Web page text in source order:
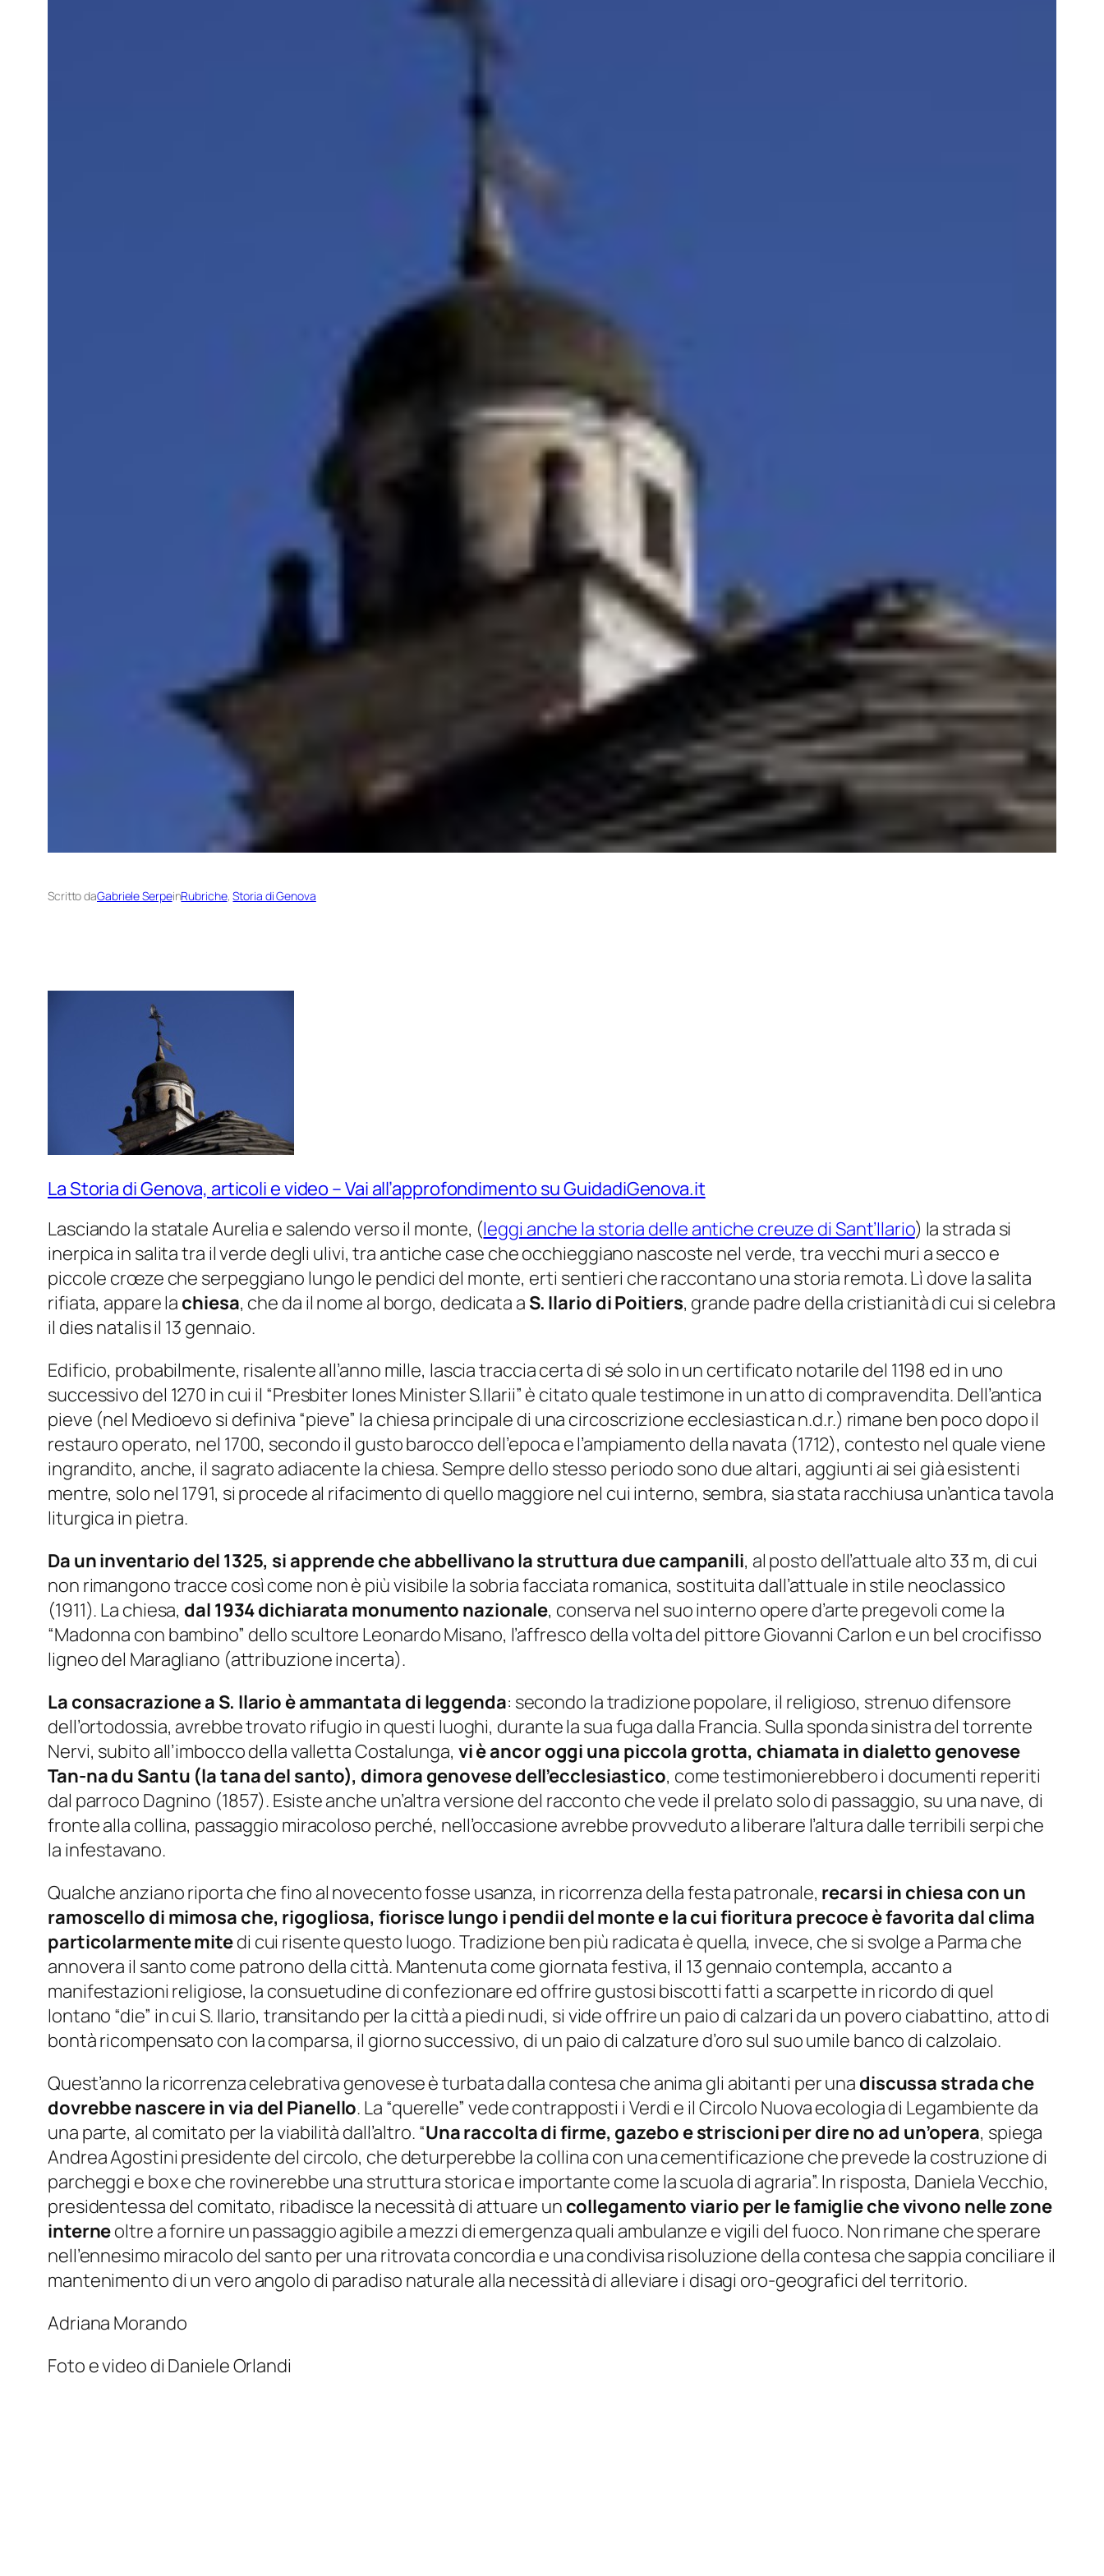
Scritto daGabriele SerpeinRubriche, Storia di Genova
La Storia di Genova, articoli e video – Vai all’approfondimento su GuidadiGenova.it
Lasciando la statale Aurelia e salendo verso il monte, (leggi anche la storia delle antiche creuze di Sant’Ilario) la strada si
inerpica in salita tra il verde degli ulivi, tra antiche case che occhieggiano nascoste nel verde, tra vecchi muri a secco e
piccole crœze che serpeggiano lungo le pendici del monte, erti sentieri che raccontano una storia remota. Lì dove la salita
rifiata, appare la chiesa, che da il nome al borgo, dedicata a S. Ilario di Poitiers, grande padre della cristianità di cui si celebra
il dies natalis il 13 gennaio.
Edificio, probabilmente, risalente all’anno mille, lascia traccia certa di sé solo in un certificato notarile del 1198 ed in uno
successivo del 1270 in cui il “Presbiter Iones Minister S.Ilarii” è citato quale testimone in un atto di compravendita. Dell’antica
pieve (nel Medioevo si definiva “pieve” la chiesa principale di una circoscrizione ecclesiastica n.d.r.) rimane ben poco dopo il
restauro operato, nel 1700, secondo il gusto barocco dell’epoca e l’ampiamento della navata (1712), contesto nel quale viene
ingrandito, anche, il sagrato adiacente la chiesa. Sempre dello stesso periodo sono due altari, aggiunti ai sei già esistenti
mentre, solo nel 1791, si procede al rifacimento di quello maggiore nel cui interno, sembra, sia stata racchiusa un’antica tavola
liturgica in pietra.
Da un inventario del 1325, si apprende che abbellivano la struttura due campanili, al posto dell’attuale alto 33 m, di cui
non rimangono tracce così come non è più visibile la sobria facciata romanica, sostituita dall’attuale in stile neoclassico
(1911). La chiesa, dal 1934 dichiarata monumento nazionale, conserva nel suo interno opere d’arte pregevoli come la
“Madonna con bambino” dello scultore Leonardo Misano, l’affresco della volta del pittore Giovanni Carlon e un bel crocifisso
ligneo del Maragliano (attribuzione incerta).
La consacrazione a S. Ilario è ammantata di leggenda: secondo la tradizione popolare, il religioso, strenuo difensore
dell’ortodossia, avrebbe trovato rifugio in questi luoghi, durante la sua fuga dalla Francia. Sulla sponda sinistra del torrente
Nervi, subito all’imbocco della valletta Costalunga, vi è ancor oggi una piccola grotta, chiamata in dialetto genovese
Tan-na du Santu (la tana del santo), dimora genovese dell’ecclesiastico, come testimonierebbero i documenti reperiti
dal parroco Dagnino (1857). Esiste anche un’altra versione del racconto che vede il prelato solo di passaggio, su una nave, di
fronte alla collina, passaggio miracoloso perché, nell’occasione avrebbe provveduto a liberare l’altura dalle terribili serpi che
la infestavano.
Qualche anziano riporta che fino al novecento fosse usanza, in ricorrenza della festa patronale, recarsi in chiesa con un
ramoscello di mimosa che, rigogliosa, fiorisce lungo i pendii del monte e la cui fioritura precoce è favorita dal clima
particolarmente mitedi cui risente questo luogo. Tradizione ben più radicata è quella, invece, che si svolge a Parma che
annovera il santo come patrono della città. Mantenuta come giornata festiva, il 13 gennaio contempla, accanto a
manifestazioni religiose, la consuetudine di confezionare ed offrire gustosi biscotti fatti a scarpette in ricordo di quel
lontano “die” in cui S. Ilario, transitando per la città a piedi nudi, si vide offrire un paio di calzari da un povero ciabattino, atto di
bontà ricompensato con la comparsa, il giorno successivo, di un paio di calzature d’oro sul suo umile banco di calzolaio.
Quest’anno la ricorrenza celebrativa genovese è turbata dalla contesa che anima gli abitanti per una discussa strada che
dovrebbe nascere in via del Pianello. La “querelle” vede contrapposti i Verdi e il Circolo Nuova ecologia di Legambiente da
una parte, al comitato per la viabilità dall’altro. “Una raccolta di firme, gazebo e striscioni per dire no ad un’opera, spiega
Andrea Agostini presidente del circolo, che deturperebbe la collina con una cementificazione che prevede la costruzione di
parcheggi e box e che rovinerebbe una struttura storica e importante come la scuola di agraria”. In risposta, Daniela Vecchio,
presidentessa del comitato, ribadisce la necessità di attuare un collegamento viario per le famiglie che vivono nelle zone
interneoltre a fornire un passaggio agibile a mezzi di emergenza quali ambulanze e vigili del fuoco. Non rimane che sperare
nell’ennesimo miracolo del santo per una ritrovata concordia e una condivisa risoluzione della contesa che sappia conciliare il
mantenimento di un vero angolo di paradiso naturale alla necessità di alleviare i disagi oro-geografici del territorio.
Adriana Morando
Foto e video di Daniele Orlandi